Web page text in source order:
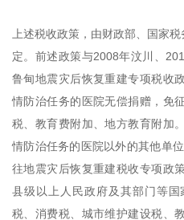
上述税收政策，由财政部、国家
定。前述政策与2008年汶川、
鲁甸地震灾后恢复重建专项税收
情防治任务的医院无偿捐赠，免
税、教育费附加、地方教育附加
情防治任务的医院以外的其他单
往地震灾后恢复重建税收专项政
县级以上人民政府及其部门等
税、消费税、城市维护建设税、